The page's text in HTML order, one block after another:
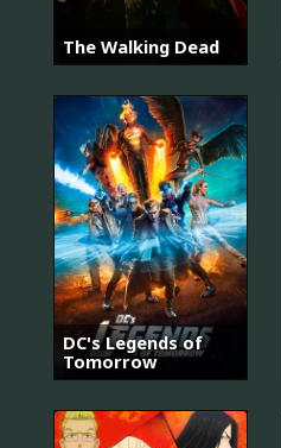
The Walking Dead
DC's Legends of
Tomorrow